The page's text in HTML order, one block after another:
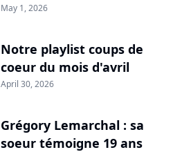
May 1, 2026
Notre playlist coups de
coeur du mois d'avril
April 30, 2026
Grégory Lemarchal : sa
soeur témoigne 19 ans